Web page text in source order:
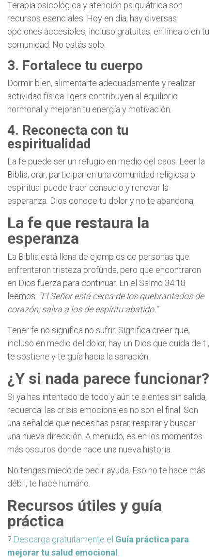
Terapia psicológica y atención psiquiátrica son
recursos esenciales. Hoy en día, hay diversas
opciones accesibles, incluso gratuitas, en línea o en tu
comunidad. No estás solo.
3. Fortalece tu cuerpo
Dormir bien, alimentarte adecuadamente y realizar
actividad física ligera contribuyen al equilibrio
hormonal y mejoran tu energía y motivación.
4. Reconecta con tu
espiritualidad
La fe puede ser un refugio en medio del caos. Leer la
Biblia, orar, participar en una comunidad religiosa o
espiritual puede traer consuelo y renovar la
esperanza. Dios conoce tu dolor y no te abandona.
La fe que restaura la
esperanza
La Biblia está llena de ejemplos de personas que
enfrentaron tristeza profunda, pero que encontraron
en Dios fuerza para continuar. En el Salmo 34:18
leemos: “El Señor está cerca de los quebrantados de
corazón; salva a los de espíritu abatido.”
Tener fe no significa no sufrir. Significa creer que,
incluso en medio del dolor, hay un Dios que cuida de ti,
te sostiene y te guía hacia la sanación.
¿Y si nada parece funcionar?
Si ya has intentado de todo y aún te sientes sin salida,
recuerda: las crisis emocionales no son el final. Son
una señal de que necesitas parar, respirar y buscar
una nueva dirección. A menudo, es en los momentos
más oscuros donde nace una nueva historia.
No tengas miedo de pedir ayuda. Eso no te hace más
débil, te hace humano.
Recursos útiles y guía
práctica
? Descarga gratuitamente el Guía práctica para
mejorar tu salud emocional